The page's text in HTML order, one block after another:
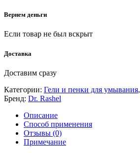
Вернем деньги
Если товар не был вскрыт
Доставка
Доставим сразу
Категории: Гели и пенки для умывания,
Бренд: Dr. Rashel
Описание
Способ применения
Отзывы (0)
Примечание